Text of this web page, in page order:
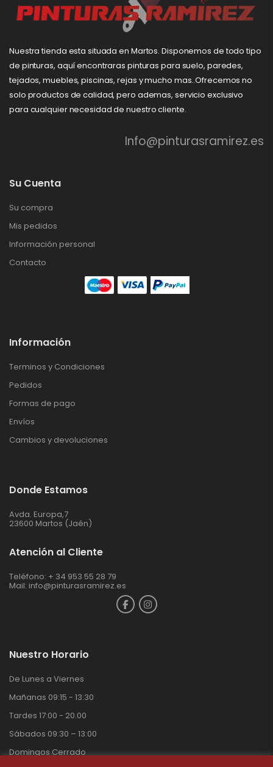
Nuestra tienda esta situada en Martos. Disponemos de todo tipo
de pinturas, aquí encontraras pinturas para suelo, paredes,
tejados, muebles, piscinas, rejas y mucho mas..Ofrecemos no
solo productos de calidad, pero ademas, servicio exclusivo
para cualquier necesidad de nuestro cliente.
Info@pinturasramirez.es
Su Cuenta
Su compra
Mis pedidos
Información personal
Contacto
Información
Terminos y Condiciones
Pedidos
Formas de pago
Envíos
Cambios y devoluciones
Donde Estamos
Avda. Europa,7
23600 Martos (Jaén)
Atención al Cliente
Teléfono: + 34 953 55 28 79
Mail: info@pinturasramirez.es
Nuestro Horario
De Lunes a Viernes
Mañanas 09:15 - 13:30
Tardes 17:00 - 20.00
Sábados 09:30 – 13:00
Domingos Cerrado